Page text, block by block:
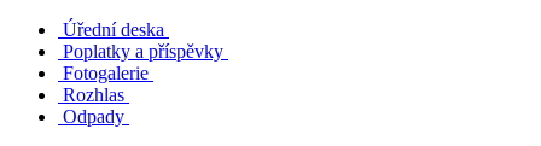
Úřední deska
Poplatky a příspěvky
Fotogalerie
Rozhlas
Odpady